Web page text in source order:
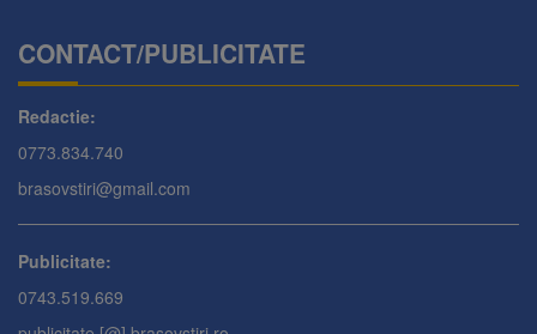
CONTACT/PUBLICITATE
Redactie:
0773.834.740
brasovstiri@gmail.com
Publicitate:
0743.519.669